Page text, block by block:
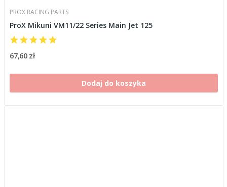
PROX RACING PARTS
ProX Mikuni VM11/22 Series Main Jet 125
67,60 zł
Dodaj do koszyka